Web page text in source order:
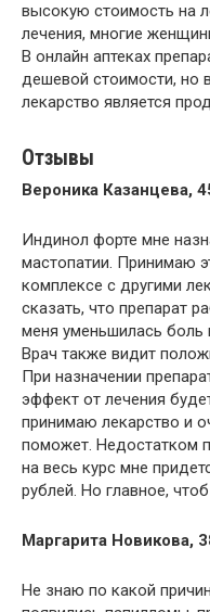
высокую стоимость на
лечения, многие
В онлайн аптеках
дешевой стоимости, но
лекарство является
Отзывы
Вероника Казанцева,
Индинол форте мне
мастопатии. Принимаю
комплексе с другими
сказать, что препарат
меня уменьшилась боль
Врач также видит
При назначении
эффект от лечения
принимаю лекарство и
поможет. Недостатком
на весь курс мне
рублей. Но главное,
Маргарита Новикова,
Не знаю по какой